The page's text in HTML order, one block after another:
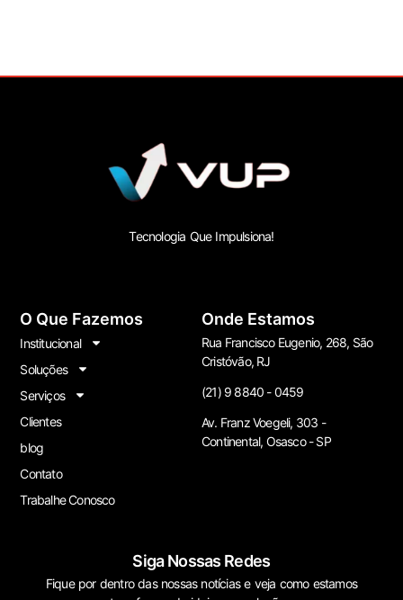
Tecnologia Que Impulsiona!
O Que Fazemos
Institucional
Soluções
Serviços
Clientes
blog
Contato
Trabalhe Conosco
Onde Estamos
Rua Francisco Eugenio, 268, São
Cristóvão, RJ
(21) 9 8840 - 0459
Av. Franz Voegeli, 303 -
Continental, Osasco - SP
Siga Nossas Redes
Fique por dentro das nossas notícias e veja como estamos